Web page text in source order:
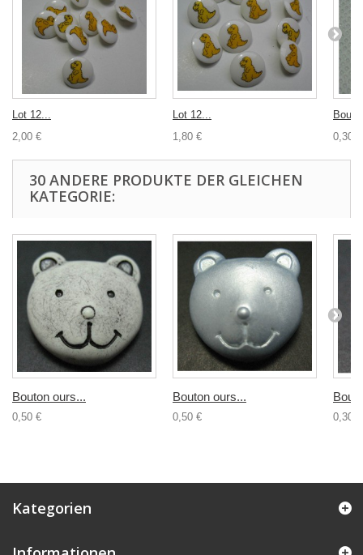
Lot 12...
2,00 €
Lot 12...
1,80 €
0,30 €
30 ANDERE PRODUKTE DER GLEICHEN
KATEGORIE:
Bouton ours...
0,50 €
Bouton ours...
0,50 € 0,30 €
Kategorien